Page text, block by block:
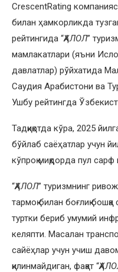
CrescentRating
билан ҳамкорликда
рейтингида “ҲАЛОЛ”
мамлакатлари (яъни
давлатлар) рўйхатида
Саудия Арабистони ва
Ушбу рейтингда
Тадқиқотда кўра, 2025
бўйлаб саёҳатлар учун
кўпроқ миқдорда пул сарф
“ҲАЛОЛ” туризмнинг
тармоқ билан боғлиқ
туртки бериб умумий
келяпти. Масалан
сайёҳлар учун учиш
қилинмайдиган, фақат “